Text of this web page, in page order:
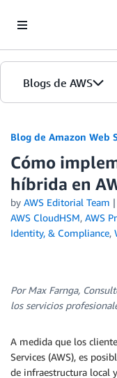
Blogs de AWS
Inicio
Ediciones
Blog de Amazon Web
Cómo
híbrida en
by AWS Editorial Team
AWS CloudHSM, AWS
Identity, & Compliance,
Por Max Farnga,
los servicios
A medida que los
Services (AWS), es
de infraestructura local